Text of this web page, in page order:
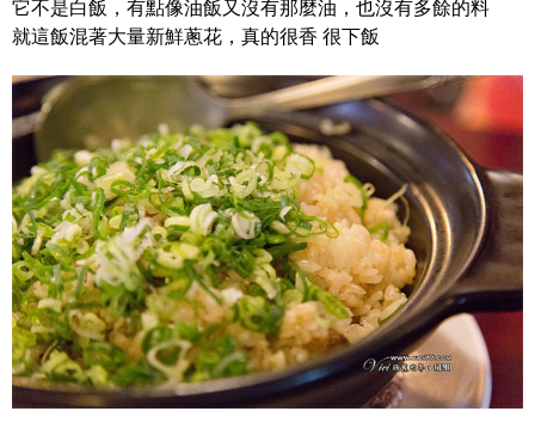
它不是白飯，有點像油飯又沒有那麼油，也沒有多餘的料
就這飯混著大量新鮮蔥花，真的很香 很下飯